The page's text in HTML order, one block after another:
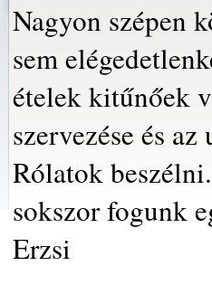
Nagyon szépen
sem
ételek kitűnőek
szervezése és
Rólatok
sokszor fogunk
Erzsi